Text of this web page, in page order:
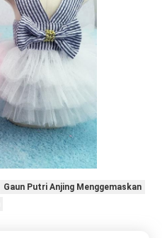
Gaun Putri Anjing Menggemaskan